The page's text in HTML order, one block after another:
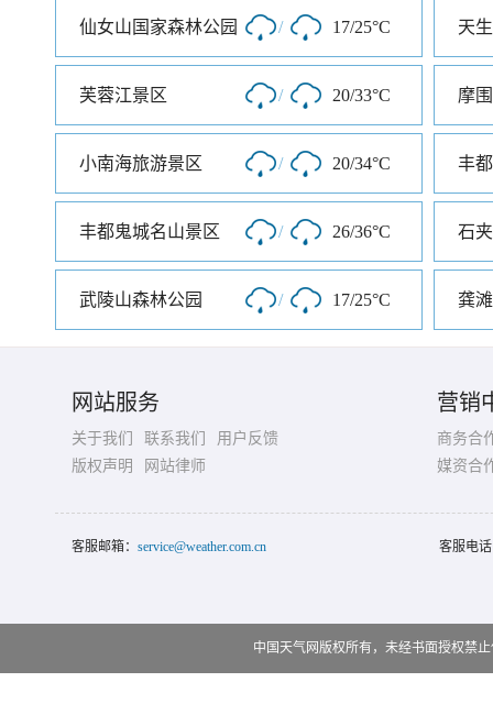
仙女山国家森林公园 / 17/25°C 天
芙蓉江景区 / 20/33°C 摩
小南海旅游景区 / 20/34°C 丰
丰都鬼城名山景区 / 26/36°C 石
武陵山森林公园 / 17/25°C 龚
网站服务
关于我们 联系我们
用户反馈
版权声明
网站律师
营销
商务合
媒资合
客服邮箱： service@weather.com.cn 客服电
中国天气网版权所有，未经书面授权